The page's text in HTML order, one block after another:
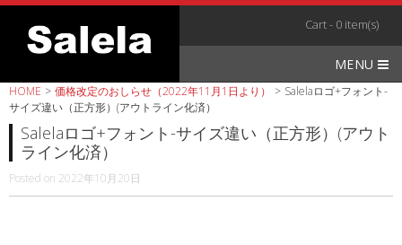
Skip
content
Cart - 0 item(s)
MENU
HOME > 価格改定のおしらせ（2022年11月1日より） > Salelaロゴ+フォント-
サイズ違い（正方形）(アウトライン化済）
Salelaロゴ+フォント-サイズ違い（正方形）(アウト
ライン化済）
Posted on 2022年10月20日